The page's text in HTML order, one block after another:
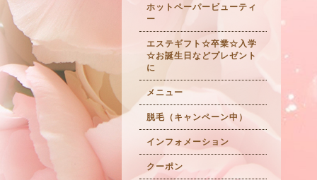
ホットペーパービューティ
ー
エステギフト☆卒業☆入学
☆お誕生日などプレゼント
に
メニュー
脱毛（キャンペーン中）
インフォメーション
クーポン